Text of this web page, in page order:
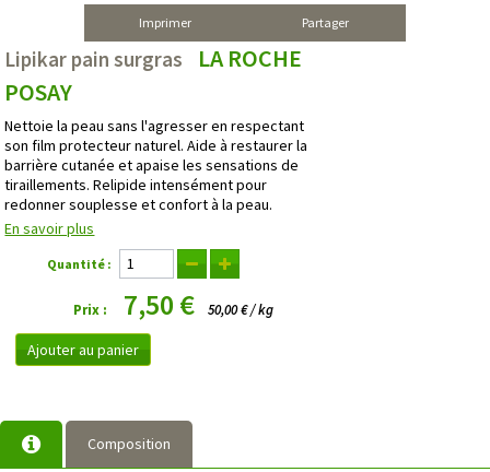
Imprimer Partager
Lipikar pain surgras
LA ROCHE
POSAY
Nettoie la peau sans l'agresser en respectant
son film protecteur naturel. Aide à restaurer la
barrière cutanée et apaise les sensations de
tiraillements. Relipide intensément pour
redonner souplesse et confort à la peau.
En savoir plus
Quantité :
Prix : 7,50 € 50,00 € / kg
Ajouter au panier
Composition